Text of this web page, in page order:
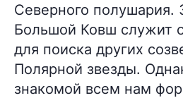
Северного полушария.
Большой Ковш служит
для поиска других
Полярной звезды.
знакомой всем нам